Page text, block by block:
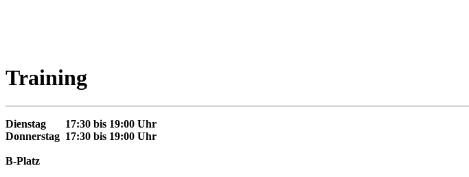
Training
Dienstag 17:30 bis 19:00 Uhr
Donnerstag 17:30 bis 19:00 Uhr
B-Platz